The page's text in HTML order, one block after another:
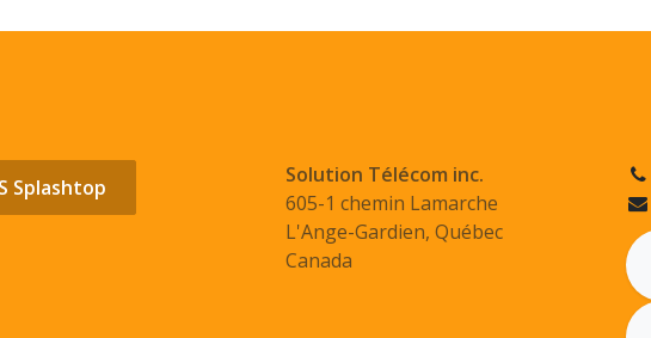
Splashtop
Solution Télécom inc.
605-1 chemin Lamarche
L'Ange-Gardien, Québec
Canada